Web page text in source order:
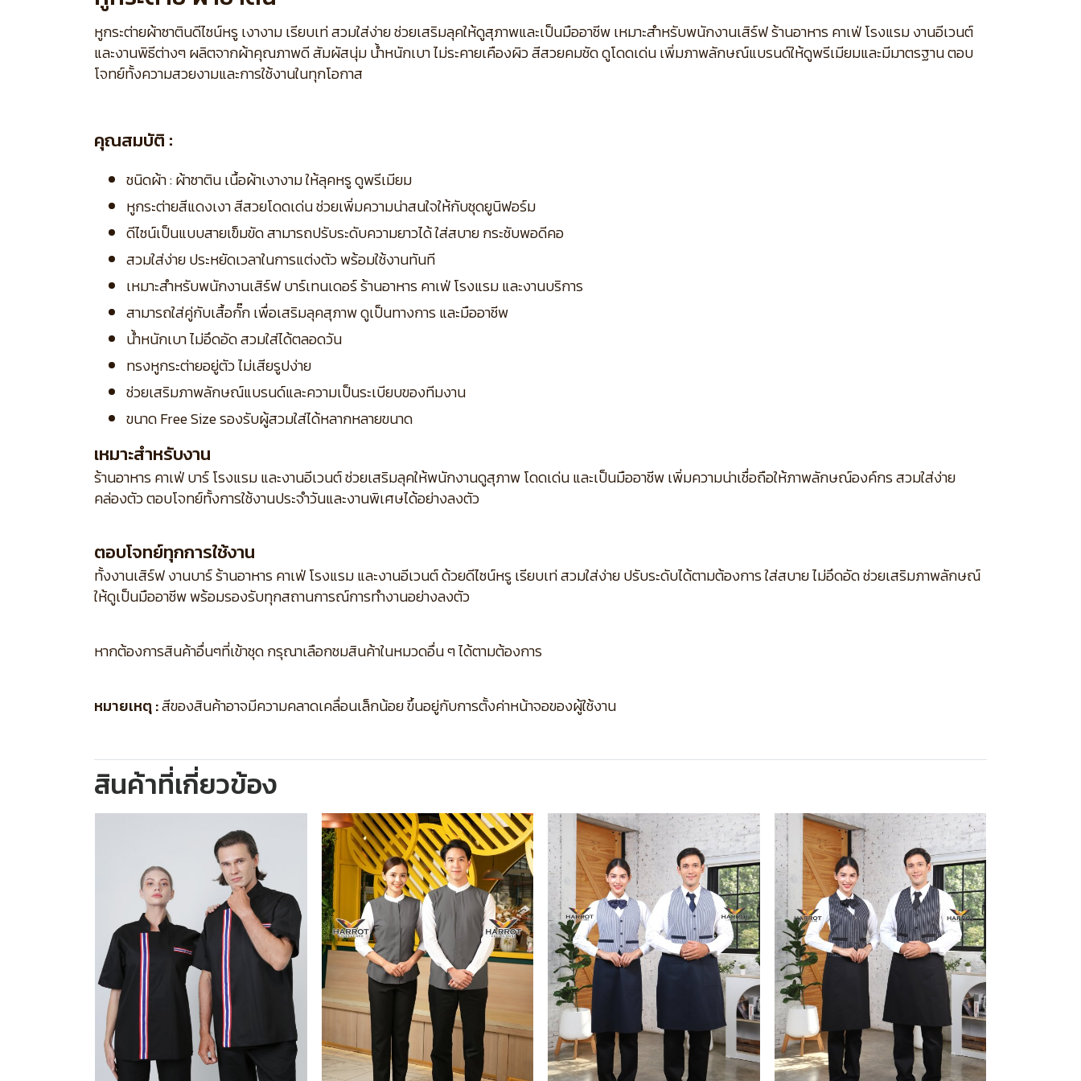
หูกระต่ายผ้าซาตินดีไซน์หรู เงางาม เรียบเท่ สวมใส่ง่าย ช่วยเสริมลุคให้ดูสุภาพและเป็นมืออาชีพ เหมาะสำหรับพนักงานเสิร์ฟ ร้านอาหาร คาเฟ่ โรงแรม งานอีเวนต์
และงานพิธีต่างๆ ผลิตจากผ้าคุณภาพดี สัมผัสนุ่ม น้ำหนักเบา ไม่ระคายเคืองผิว สีสวยคมชัด ดูโดดเด่น เพิ่มภาพลักษณ์แบรนด์ให้ดูพรีเมียมและมีมาตรฐาน ตอบ
โจทย์ทั้งความสวยงามและการใช้งานในทุกโอกาส
คุณสมบัติ :
ชนิดผ้า : ผ้าซาติน เนื้อผ้าเงางาม ให้ลุคหรู ดูพรีเมียม
หูกระต่ายสีแดงเงา สีสวยโดดเด่น ช่วยเพิ่มความน่าสนใจให้กับชุดยูนิฟอร์ม
ดีไซน์เป็นแบบสายเข็มขัด สามารถปรับระดับความยาวได้ ใส่สบาย กระชับพอดีคอ
สวมใส่ง่าย ประหยัดเวลาในการแต่งตัว พร้อมใช้งานทันที
เหมาะสำหรับพนักงานเสิร์ฟ บาร์เทนเดอร์ ร้านอาหาร คาเฟ่ โรงแรม และงานบริการ
สามารถใส่คู่กับเสื้อกั๊ก เพื่อเสริมลุคสุภาพ ดูเป็นทางการ และมืออาชีพ
น้ำหนักเบา ไม่อึดอัด สวมใส่ได้ตลอดวัน
ทรงหูกระต่ายอยู่ตัว ไม่เสียรูปง่าย
ช่วยเสริมภาพลักษณ์แบรนด์และความเป็นระเบียบของทีมงาน
ขนาด Free Size รองรับผู้สวมใส่ได้หลากหลายขนาด
เหมาะสำหรับงาน
ร้านอาหาร คาเฟ่ บาร์ โรงแรม และงานอีเวนต์ ช่วยเสริมลุคให้พนักงานดูสุภาพ โดดเด่น และเป็นมืออาชีพ เพิ่มความน่าเชื่อถือให้ภาพลักษณ์องค์กร สวมใส่ง่าย
คล่องตัว ตอบโจทย์ทั้งการใช้งานประจำวันและงานพิเศษได้อย่างลงตัว
ตอบโจทย์ทุกการใช้งาน
ทั้งงานเสิร์ฟ งานบาร์ ร้านอาหาร คาเฟ่ โรงแรม และงานอีเวนต์ ด้วยดีไซน์หรู เรียบเท่ สวมใส่ง่าย ปรับระดับได้ตามต้องการ ใส่สบาย ไม่อึดอัด ช่วยเสริมภาพลักษณ์
ให้ดูเป็นมืออาชีพ พร้อมรองรับทุกสถานการณ์การทำงานอย่างลงตัว
หากต้องการสินค้าอื่นๆที่เข้าชุด กรุณาเลือกชมสินค้าในหมวดอื่น ๆ ได้ตามต้องการ
หมายเหตุ :สีของสินค้าอาจมีความคลาดเคลื่อนเล็กน้อย ขึ้นอยู่กับการตั้งค่าหน้าจอของผู้ใช้งาน
สินค้าที่เกี่ยวข้อง